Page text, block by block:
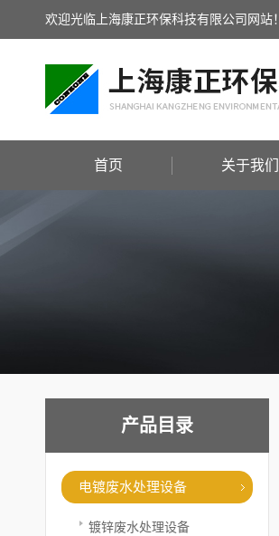
欢迎光临上海康正环保科技有限公司网站！
首页 关于我们
产品目录
电镀废水处理设备
镀锌废水处理设备